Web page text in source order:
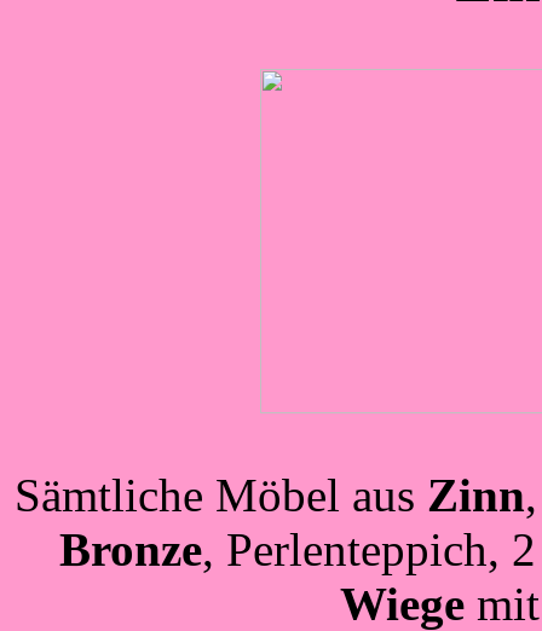
Sämtliche Möbel aus Zinn
Bronze, Perlenteppich,
Wiege